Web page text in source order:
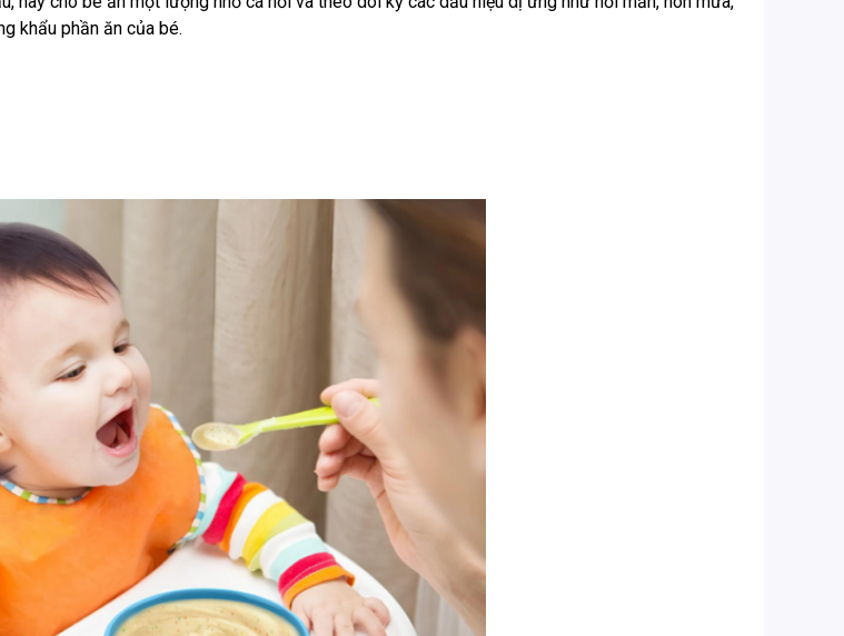
khẩu phần ăn của bé.